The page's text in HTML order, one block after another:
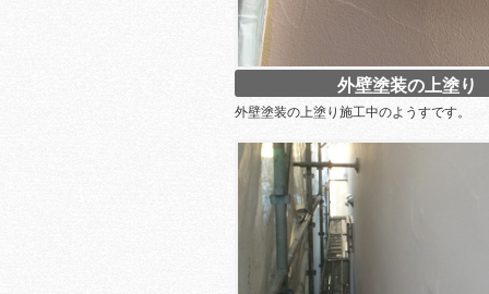
外壁塗装の上塗り
外壁塗装の上塗り施工中のようすです。